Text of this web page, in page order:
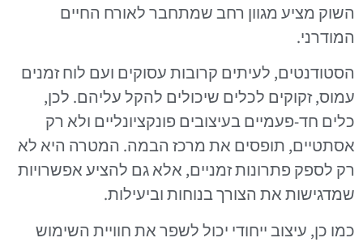
השוק מציע מגוון רחב שמתחבר לאורח החיים
המודרני.
הסטודנטים, לעיתים קרובות עסוקים ועם לוח זמנים
עמוס, זקוקים לכלים שיכולים להקל עליהם. לכן,
כלים חד-פעמיים בעיצובים פונקציונליים ולא רק
אסתטיים, תופסים את מרכז הבמה. המטרה היא לא
רק לספק פתרונות זמניים, אלא גם להציע אפשרויות
שמדגישות את הצורך בנוחות וביעילות.
כמו כן, עיצוב ייחודי יכול לשפר את חוויית השימוש